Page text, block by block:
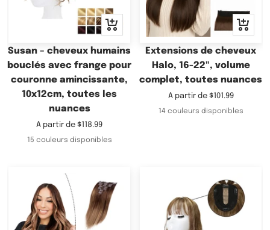
Apercu
rapide
Susan – cheveux humains
bouclés avec frange pour
couronne amincissante,
10x12cm, toutes les
nuances
Prix
de
A partir de $118.99
15 couleurs disponibles
Apercu
rapide
Extensions de cheveux
Halo, 16-22", volume
complet, toutes nuances
Prix
de
A partir de $101.99
14 couleurs disponibles